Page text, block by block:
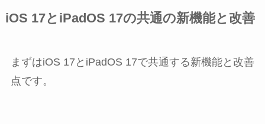
iOS 17とiPadOS 17の共通の新機能と改善
まずはiOS 17とiPadOS 17で共通する新機能と改善
点です。